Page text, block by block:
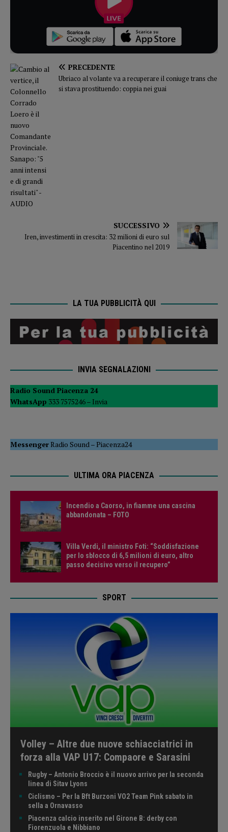
PRECEDENTE
Ubriaco al volante va a recuperare il coniuge trans che
si stava prostituendo: coppia nei guai
SUCCESSIVO
Iren, investimenti in crescita: 32 milioni di euro sul
Piacentino nel 2019
LA TUA PUBBLICITÀ QUI
INVIA SEGNALAZIONI
Radio Sound Piacenza 24
WhatsApp 333 7575246 – Invia
MessengerRadio Sound–Piacenza24
ULTIMA ORA PIACENZA
Incendio a Caorso, in fiamme una cascina
abbandonata – FOTO
Villa Verdi, il ministro Foti: “Soddisfazione
per lo sblocco di 6,5 milioni di euro, altro
passo decisivo verso il recupero”
SPORT
Volley – Altre due nuove schiacciatrici in
forza alla VAP U17: Compaore e Sarasini
Rugby – Antonio Broccio è il nuovo arrivo per la seconda
linea di Sitav Lyons
Ciclismo – Per la Bft Burzoni VO2 Team Pink sabato in
sella a Ornavasso
Piacenza calcio inserito nel Girone B: derby con
Fiorenzuola e Nibbiano